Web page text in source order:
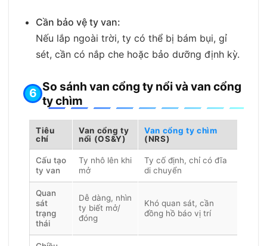
Cần bảo vệ ty van:
Nếu lắp ngoài trời, ty có thể bị bám bụi, gỉ
sét, cần có nắp che hoặc bảo dưỡng định kỳ.
So sánh van cổng ty nổi và van cổng
ty chìm
Tiêu
chí
Van cổng ty
nổi (OS&Y)
Van cổng ty chìm
(NRS)
Cấu tạo
ty van
Ty nhô lên khi
mở
Ty cố định, chỉ có đĩa
di chuyển
Quan
sát
trạng
thái
Dễ dàng, nhìn
ty biết mở/
đóng
Khó quan sát, cần
đồng hồ báo vị trí